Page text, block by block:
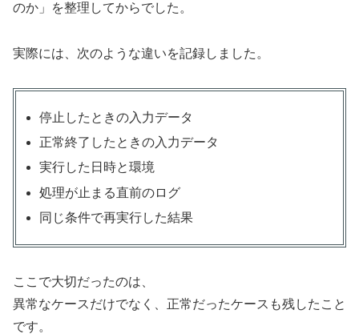
のか」を整理してからでした。
実際には、次のような違いを記録しました。
停止したときの入力データ
正常終了したときの入力データ
実行した日時と環境
処理が止まる直前のログ
同じ条件で再実行した結果
ここで大切だったのは、
異常なケースだけでなく、正常だったケースも残したこと
です。